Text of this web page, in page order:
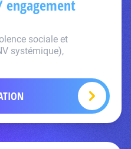
engagement
sociale et
systémique),